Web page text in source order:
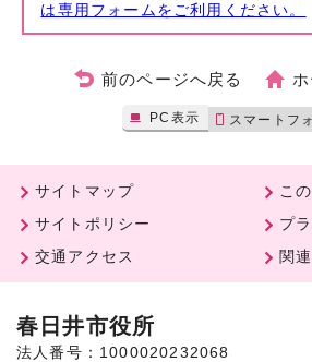
は専用フォームをご利用ください。
前のページへ戻る
PC表示 スマートフ
サイトマップ
こ
サイトポリシー
プ
交通アクセス
関
春日井市役所
法人番号：1000020232068